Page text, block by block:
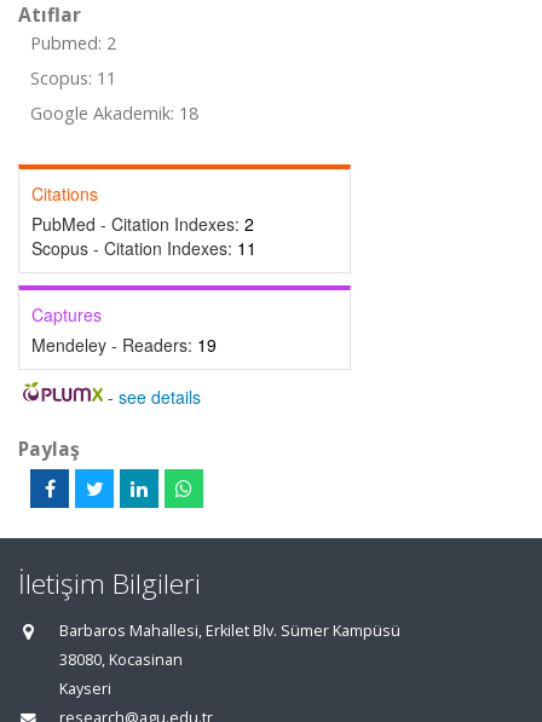
Atıflar
Pubmed: 2
Scopus: 11
Google Akademik: 18
Citations
PubMed - Citation Indexes: 2
Scopus - Citation Indexes: 11
Captures
Mendeley - Readers: 19
- see details
Paylaş
İletişim Bilgileri
Barbaros Mahallesi, Erkilet Blv. Sümer Kampüsü
38080, Kocasinan
Kayseri
research@agu.edu.tr